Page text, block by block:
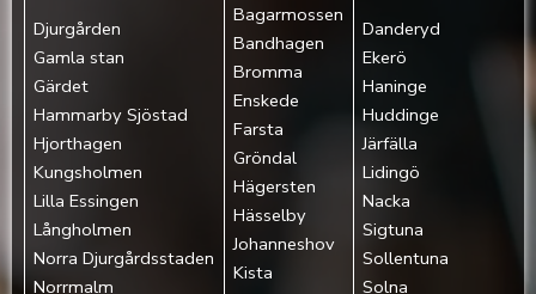
Djurgården‎
Gamla stan‎
Gärdet‎
Hammarby Sjöstad
Hjorthagen‎
Kungsholmen‎
Lilla Essingen‎
Långholmen‎
Norra Djurgårdsstaden‎
Norrmalm‎
Bagarmossen
Bandhagen
Bromma
Enskede
Farsta
Gröndal
Hägersten
Hässelby
Johanneshov
Kista
Danderyd
Ekerö
Haninge
Huddinge
Järfälla
Lidingö
Nacka
Sigtuna
Sollentuna
Solna